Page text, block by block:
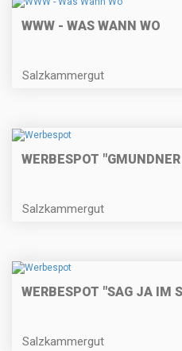
WWW - WAS WANN WO
Salzkammergut
WERBESPOT
Salzkammergut
WERBESPOT "SAG JA IM
Salzkammergut